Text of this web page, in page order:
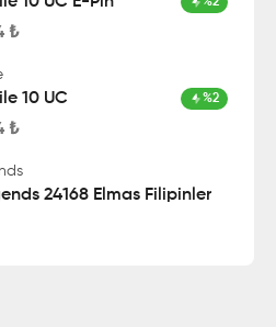
₺
10 UC %2
₺
24168 Elmas Filipinler